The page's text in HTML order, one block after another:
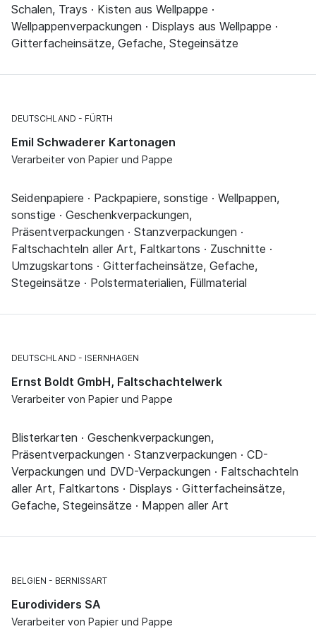
Schalen, Trays · Kisten aus Wellpappe ·
Wellpappenverpackungen · Displays aus Wellpappe ·
Gitterfacheinsätze, Gefache, Stegeinsätze
DEUTSCHLAND FÜRTH
Emil Schwaderer Kartonagen
Verarbeiter von Papier und Pappe
Seidenpapiere · Packpapiere, sonstige · Wellpappen,
sonstige · Geschenkverpackungen,
Präsentverpackungen · Stanzverpackungen ·
Faltschachteln aller Art, Faltkartons · Zuschnitte ·
Umzugskartons · Gitterfacheinsätze, Gefache,
Stegeinsätze · Polstermaterialien, Füllmaterial
DEUTSCHLAND ISERNHAGEN
Ernst Boldt GmbH, Faltschachtelwerk
Verarbeiter von Papier und Pappe
Blisterkarten · Geschenkverpackungen,
Präsentverpackungen · Stanzverpackungen · CD-
Verpackungen und DVD-Verpackungen · Faltschachteln
aller Art, Faltkartons · Displays · Gitterfacheinsätze,
Gefache, Stegeinsätze · Mappen aller Art
BELGIEN BERNISSART
Eurodividers SA
Verarbeiter von Papier und Pappe